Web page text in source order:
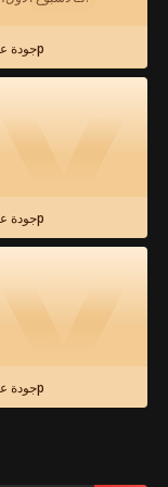
جودة عالية 1080p
جودة عالية 1080p
جودة عالية 1080p